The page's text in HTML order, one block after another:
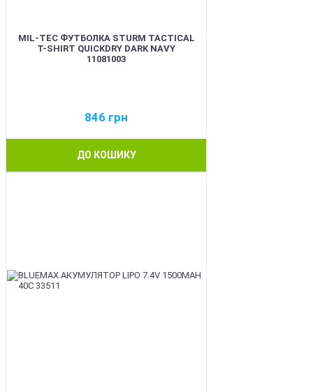
MIL-TEC ФУТБОЛКА STURM TACTICAL
T-SHIRT QUICKDRY DARK NAVY
11081003
846 грн
ДО КОШИКУ